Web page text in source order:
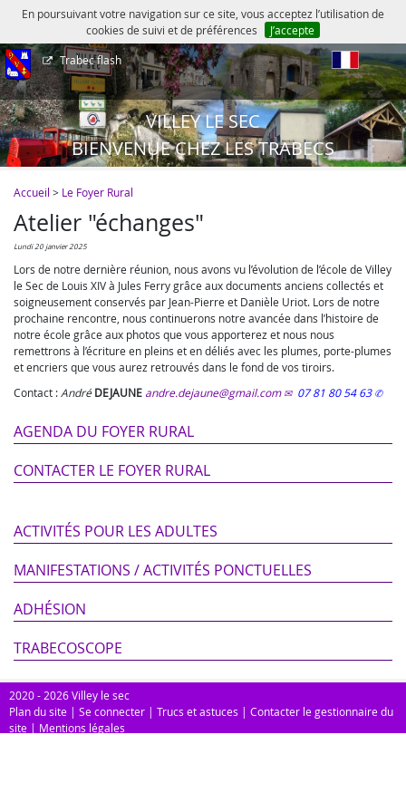
En poursuivant votre navigation sur ce site, vous acceptez l’utilisation de
cookies de suivi et de préférences
J’accepte
Trabec flash
VILLEY LE SEC
BIENVENUE CHEZ LES TRABECS
Accueil > Le Foyer Rural
Atelier "échanges"
lundi 20 janvier 2025
Lors de notre dernière réunion, nous avons vu l’évolution de l’école de Villey
le Sec de Louis XIV à Jules Ferry grâce aux documents anciens collectés et
soigneusement conservés par Jean-Pierre et Danièle Uriot. Lors de notre
prochaine rencontre, nous continuerons notre avancée dans l’histoire de
notre école grâce aux photos que vous apporterez et nous nous
remettrons à l’écriture en pleins et en déliés avec les plumes, porte-plumes
et encriers que vous aurez retrouvés dans le fond de vos tiroirs.
Contact : André DEJAUNE andre.dejaune@gmail.com 07 81 80 54 63
AGENDA DU FOYER RURAL
CONTACTER LE FOYER RURAL
ACTIVITÉS POUR LES ADULTES
MANIFESTATIONS / ACTIVITÉS PONCTUELLES
ADHÉSION
TRABECOSCOPE
2020 - 2026 Villey le sec
Plan du site | Se connecter | Trucs et astuces | Contacter le gestionnaire du
site | Mentions légales